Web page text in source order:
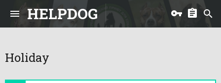
HELPDOG
Holiday